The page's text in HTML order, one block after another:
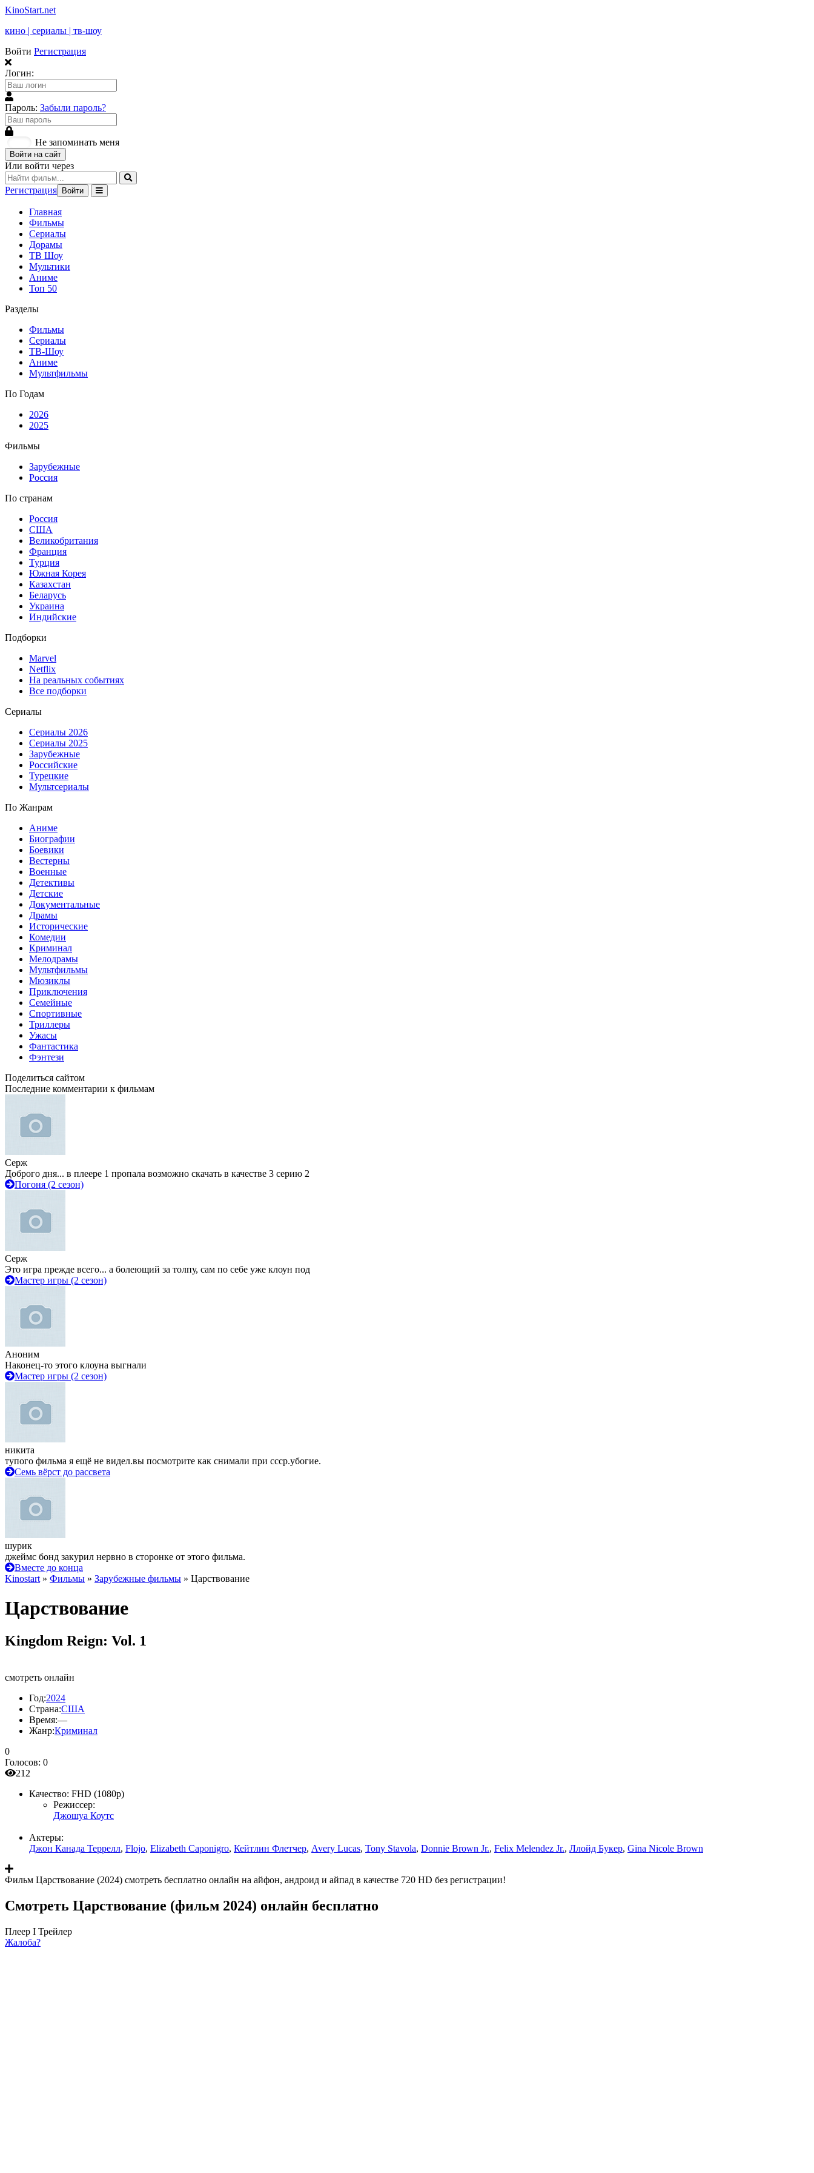
KinoStart.net
кино | сериалы | тв-шоу
Войти Регистрация
Логин:
Пароль: Забыли пароль?
Не запоминать меня
Войти на сайт
Или войти через
Регистрация Войти
Главная
Фильмы
Сериалы
Дорамы
ТВ Шоу
Мультики
Аниме
Топ 50
Разделы
Фильмы
Сериалы
ТВ-Шоу
Аниме
Мультфильмы
По Годам
2026
2025
Фильмы
Зарубежные
Россия
По странам
Россия
США
Великобритания
Франция
Турция
Южная Корея
Казахстан
Беларусь
Украина
Индийские
Подборки
Marvel
Netflix
На реальных событиях
Все подборки
Сериалы
Сериалы 2026
Сериалы 2025
Зарубежные
Российские
Турецкие
Мультсериалы
По Жанрам
Аниме
Биографии
Боевики
Вестерны
Военные
Детективы
Детские
Документальные
Драмы
Исторические
Комедии
Криминал
Мелодрамы
Мультфильмы
Мюзиклы
Приключения
Семейные
Спортивные
Триллеры
Ужасы
Фантастика
Фэнтези
Поделиться сайтом
Последние комментарии к фильмам
Серж
Доброго дня... в плеере 1 пропала возможно скачать в качестве 3 серию 2
Погоня (2 сезон)
Серж
Это игра прежде всего... а болеющий за толпу, сам по себе уже клоун под
Мастер игры (2 сезон)
Аноним
Наконец-то этого клоуна выгнали
Мастер игры (2 сезон)
никита
тупого фильма я ещё не видел.вы посмотрите как снимали при ссср.убогие.
Семь вёрст до рассвета
шурик
джеймс бонд закурил нервно в сторонке от этого фильма.
Вместе до конца
Kinostart » Фильмы » Зарубежные фильмы » Царствование
Царствование
Kingdom Reign: Vol. 1
смотреть онлайн
Год:2024
Страна:США
Время:—
Жанр:Криминал
0
Голосов: 0
212
Качество: FHD (1080p)
Режиссер:
Джошуа Коутс
Актеры:
Джон Канада Террелл, Flojo, Elizabeth Caponigro, Кейтлин Флетчер, Avery Lucas, Tony Stavola, Donnie Brown Jr., Felix Melendez Jr., Ллойд Букер, Gina Nicole Brown
Фильм Царствование (2024) смотреть бесплатно онлайн на айфон, андроид и айпад в качестве 720 HD без регистрации!
Смотреть Царствование (фильм 2024) онлайн бесплатно
Плеер I Трейлер
Жалоба?